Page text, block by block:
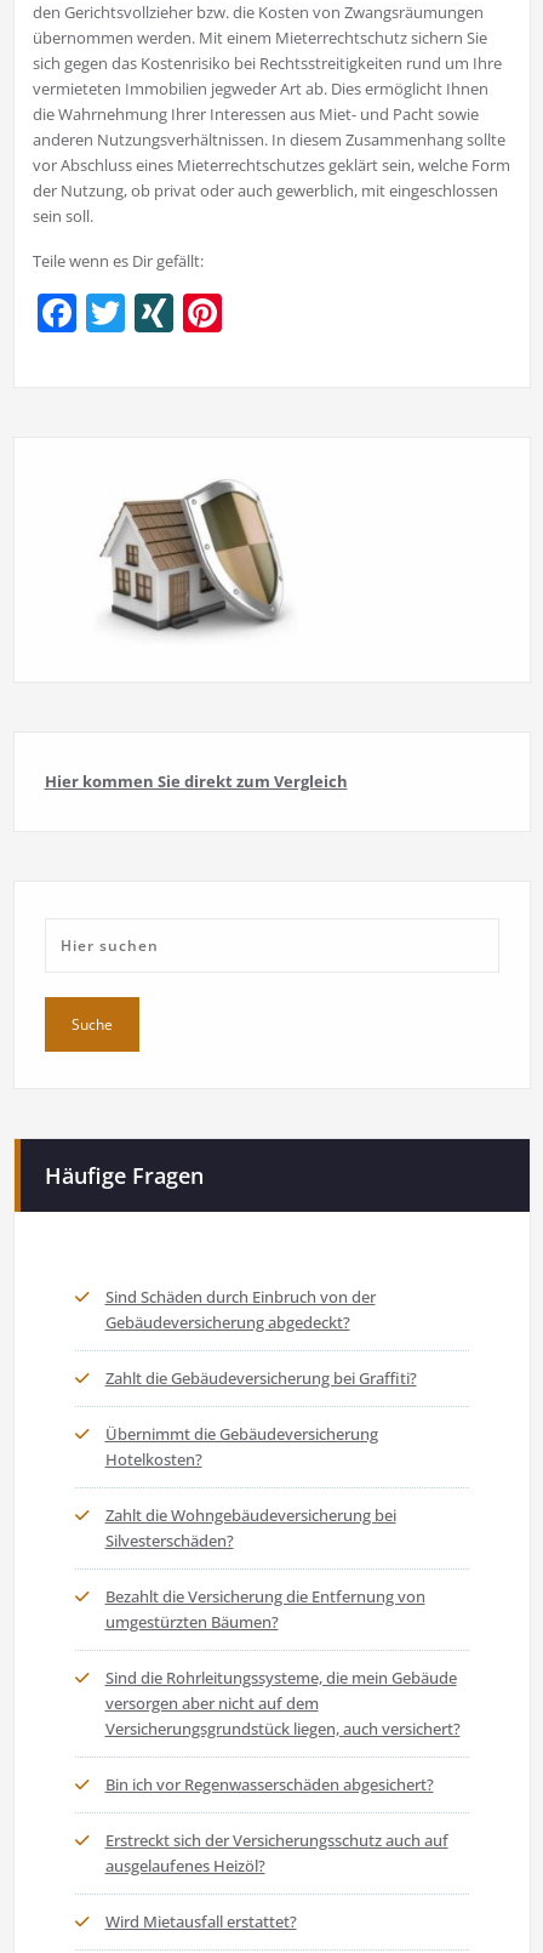
den Gerichtsvollzieher bzw. die Kosten von Zwangsräumungen
übernommen werden. Mit einem Mieterrechtschutz sichern Sie
sich gegen das Kostenrisiko bei Rechtsstreitigkeiten rund um Ihre
vermieteten Immobilien jegweder Art ab. Dies ermöglicht Ihnen
die Wahrnehmung Ihrer Interessen aus Miet- und Pacht sowie
anderen Nutzungsverhältnissen. In diesem Zusammenhang sollte
vor Abschluss eines Mieterrechtschutzes geklärt sein, welche Form
der Nutzung, ob privat oder auch gewerblich, mit eingeschlossen
sein soll.
Teile wenn es Dir gefällt:
Facebook
Twitter
XINGPinterest
Hier kommen Sie direkt zum Vergleich
Häufige Fragen
Sind Schäden durch Einbruch von der
Gebäudeversicherung abgedeckt?
Zahlt die Gebäudeversicherung bei Graffiti?
Übernimmt die Gebäudeversicherung
Hotelkosten?
Zahlt die Wohngebäudeversicherung bei
Silvesterschäden?
Bezahlt die Versicherung die Entfernung von
umgestürzten Bäumen?
Sind die Rohrleitungssysteme, die mein Gebäude
versorgen aber nicht auf dem
Versicherungsgrundstück liegen, auch versichert?
Bin ich vor Regenwasserschäden abgesichert?
Erstreckt sich der Versicherungsschutz auch auf
ausgelaufenes Heizöl?
Wird Mietausfall erstattet?